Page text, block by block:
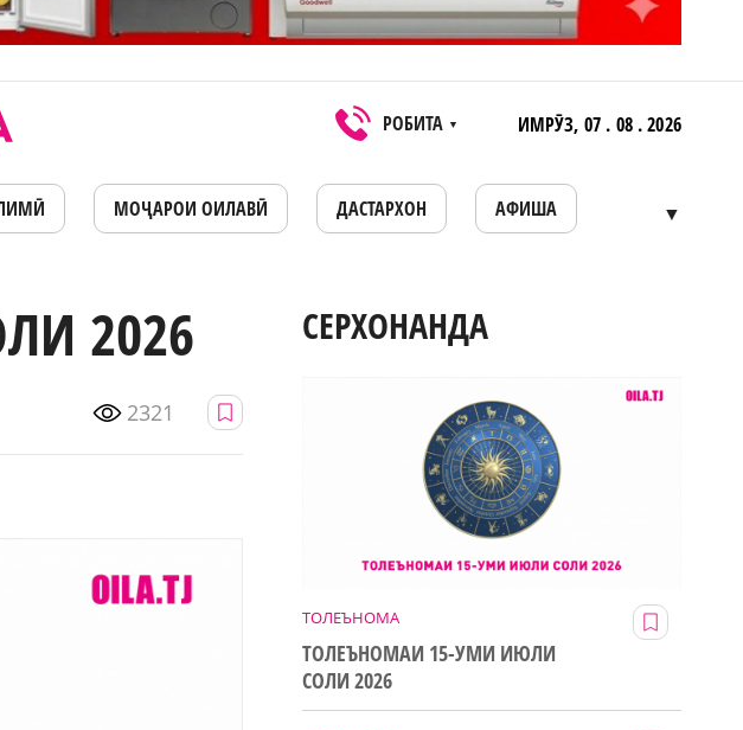
РОБИТА ▼ ИМРӮЗ, 07 . 08 . 2026
МОҶАРОИ ОИЛАВӢ ДАСТАРХОН АФИША ▼
2026
2321
СЕРХОНАНДА
ТОЛЕЪНОМА
ТОЛЕЪНОМАИ 15-УМИ ИЮЛИ
СОЛИ 2026